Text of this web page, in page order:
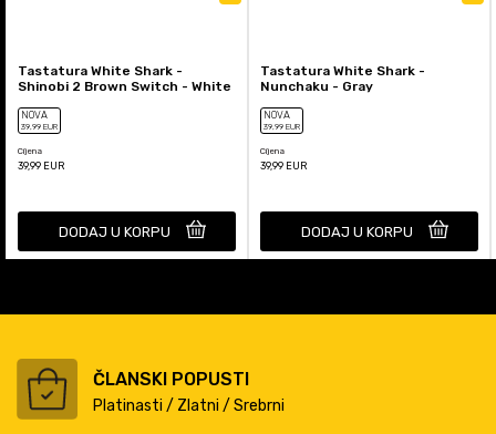
Tastatura White Shark -
Shinobi 2 Brown Switch - White
NOVA
39,99 EUR
Cijena
39,99 EUR
DODAJ U KORPU
Tastatura White Shark -
Nunchaku - Gray
NOVA
39,99 EUR
Cijena
39,99 EUR
DODAJ U KORPU
ČLANSKI POPUSTI
Platinasti / Zlatni / Srebrni